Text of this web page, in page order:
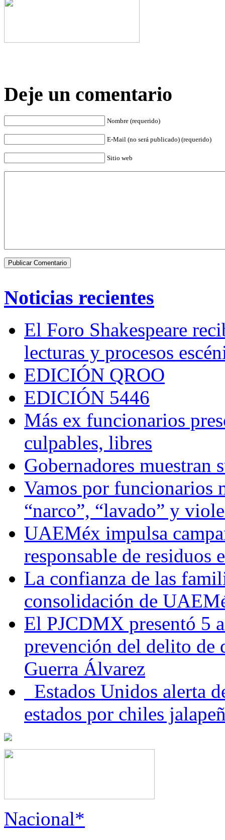
Deje un comentario
Nombre (requerido)
E-Mail (no será publicado) (requerido)
Sitio web
Noticias recientes
El Foro Shakespeare
lecturas y procesos
EDICIÓN QROO
EDICIÓN 5446
Más ex funcionarios
culpables, libres
Gobernadores muestran
Vamos por funcionarios
“narco”, “lavado” y
UAEMéx impulsa
responsable de residuos
La confianza de las
consolidación de
El PJCDMX presentó 5
prevención del delito de
Guerra Álvarez
Estados Unidos alerta
estados por chiles
Nacional*